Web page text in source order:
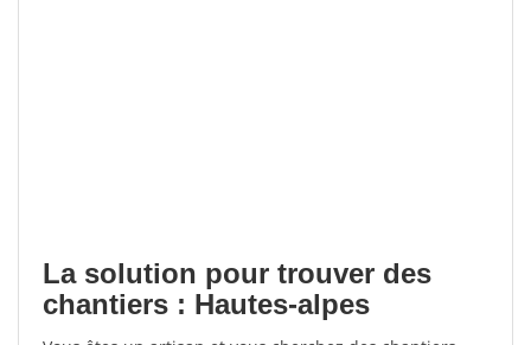
La solution pour trouver des
chantiers : Hautes-alpes